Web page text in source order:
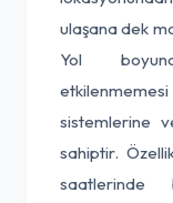
ulaşana dek
Yol
sistemlerine
sahiptir.